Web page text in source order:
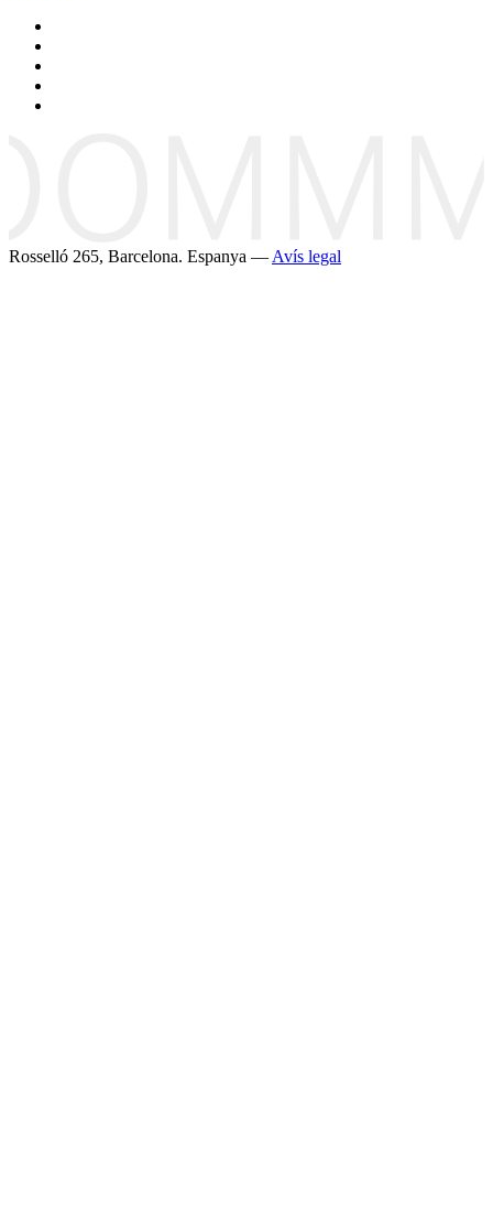
Rosselló 265, Barcelona. Espanya — Avís legal